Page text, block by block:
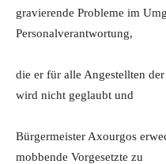
gravierende Probleme im
Personalverantwortung,
die er für alle Angestellten
wird nicht geglaubt und
Bürgermeister Axourgos
mobbende Vorgesetzte zu